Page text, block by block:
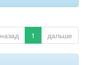
назад 1 дальше